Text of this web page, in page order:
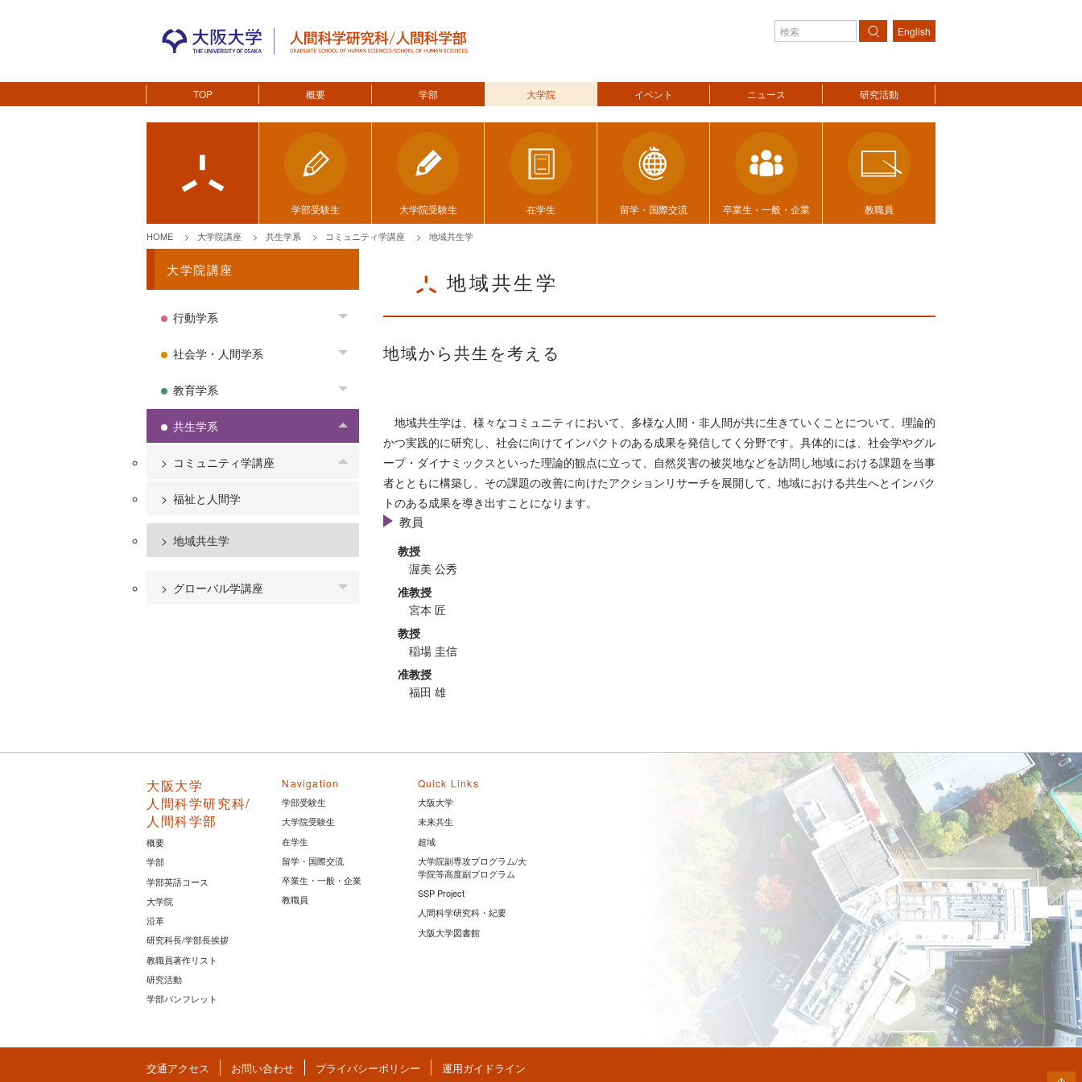
検索
English
TOP 概要 学部 大学院 イベント ニュース 研究活動
学部受験生 大学院受験生 在学生 留学・国際交流 卒業生・一般・企業 教職員
HOME 大学院講座 共生学系 コミュニティ学講座 地域共生学
地域共生学
地域から共生を考える
地域共生学は、様々なコミュニティにおいて、多様な人間・非人間が共に生きていくことについて、理論的
かつ実践的に研究し、社会に向けてインパクトのある成果を発信してく分野です。具体的には、社会学やグル
ープ・ダイナミックスといった理論的観点に立って、自然災害の被災地などを訪問し地域における課題を当事
者とともに構築し、その課題の改善に向けたアクションリサーチを展開して、地域における共生へとインパク
トのある成果を導き出すことになります。
教員
教授
渥美 公秀
准教授
宮本 匠
教授
稲場 圭信
准教授
福田 雄
大学院講座
行動学系 Toggle menu
社会学・人間学系 Toggle menu
教育学系 Toggle menu
共生学系 Toggle menu
コミュニティ学講座 Toggle menu
福祉と人間学
地域共生学
グローバル学講座 Toggle menu
大阪大学
人間科学研究科/
人間科学部
概要
学部
学部英語コース
大学院
沿革
研究科長/学部長挨拶
教職員著作リスト
研究活動
学部パンフレット
Navigation
学部受験生
大学院受験生
在学生
留学・国際交流
卒業生・一般・企業
教職員
Quick Links
大阪大学
未来共生
超域
大学院副専攻プログラム/大
学院等高度副プログラム
SSP Project
人間科学研究科・紀要
大阪大学図書館
交通アクセス お問い合わせ プライバシーポリシー 運用ガイドライン